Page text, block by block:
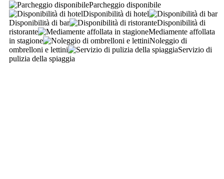
Parcheggio disponibile
Disponibilità di hotel
Disponibilità di bar
Disponibilità di
ristorante
Mediamente affollata
in stagione
Noleggio di
ombrelloni e lettini
Servizio di
pulizia della spiaggia